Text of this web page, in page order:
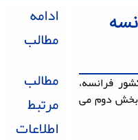
ادامه
مطالب
مطالب
مرتبط
اطلاعات
فرانسه،
بخش دوم می